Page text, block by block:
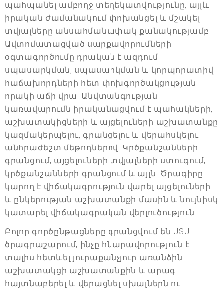
պահպանել ամբողջ տեղեկատվությունը, այլև
իրական ժամանակում փոխանցել և մշակել
տվյալները անսահմանափակ քանակությամբ:
Ավտոմատացված սարքավորումների
օգտագործումը դրական է ազդում
սպասարկման, սպասարկման և կորպորատիվ
հաճախորդների հետ փոխգործակցության
որակի աճի վրա: Անվտանգության
կառավարումն իրականացվում է պահակների,
աշխատակիցների և այցելուների աշխատանքը
կազմակերպելու, գրանցելու և վերահսկելու
անհրաժեշտ մեթոդներով: Կրծքանշանների
գրանցում, այցելուների տվյալների ստուգում,
կրծքանշանների գրանցում և այլն: Ծրագիրը
կարող է վիճակագրություն վարել այցելուների
և ընկերության աշխատանքի մասին և նույնիսկ
կատարել վիճակագրական վերլուծություն:
Բոլոր գործընթացները գրանցվում են USU
ծրագրաշարում, ինչը հնարավորություն է
տալիս հետևել յուրաքանչյուր առանձին
աշխատակցի աշխատանքին և արագ
հայտնաբերել և վերացնել սխալներն ու